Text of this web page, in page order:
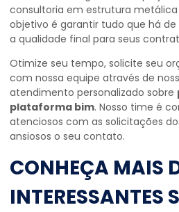
consultoria em estrutura
objetivo é garantir tudo que há
a qualidade final para seus
Otimize seu tempo, solicite seu
com nossa equipe através de
atendimento personalizado sobre
plataforma bim. Nosso time é
atenciosos com as solicitações
ansiosos o seu contato.
CONHEÇA MAIS
INTERESSANTES